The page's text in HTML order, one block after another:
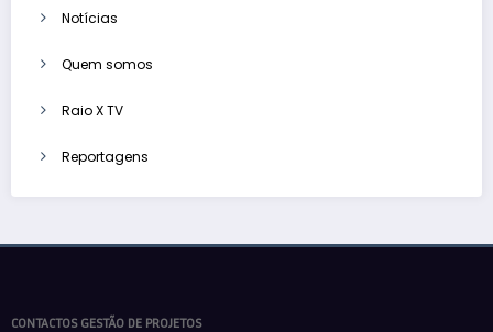
Notícias
Quem somos
Raio X TV
Reportagens
CONTACTOS GESTÃO DE PROJETOS